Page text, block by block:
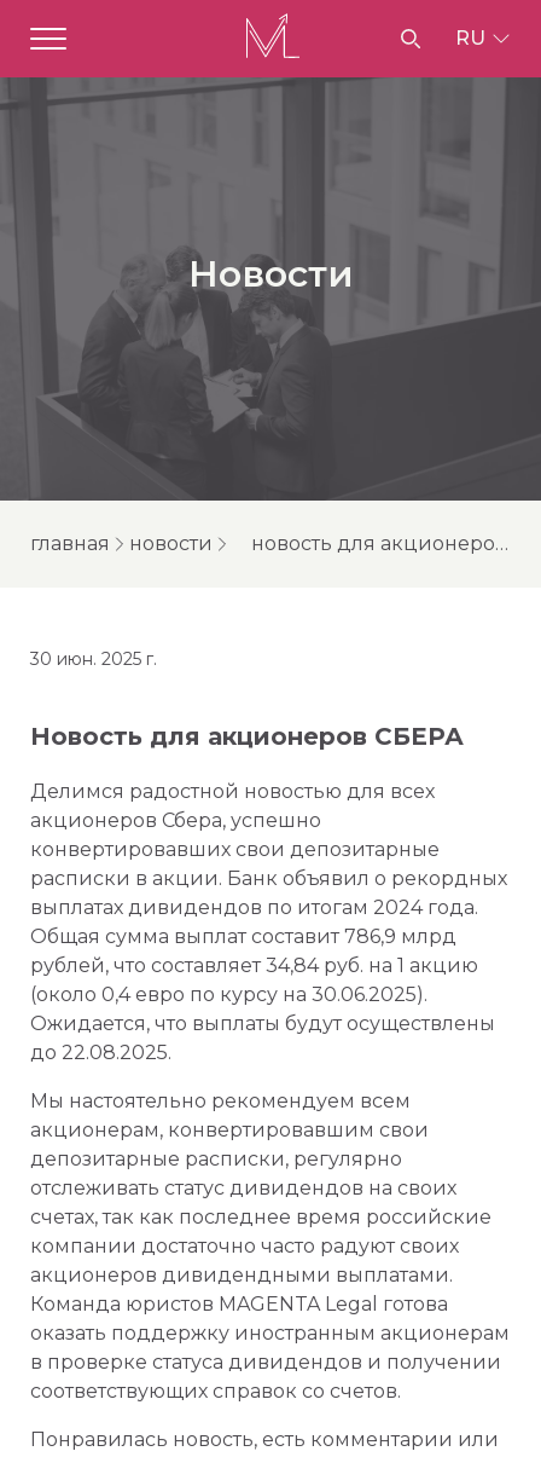
RU
Новости
главная новости новость для акционеров сбера
30 июн. 2025 г.
Новость для акционеров СБЕРА
Делимся радостной новостью для всех
акционеров Сбера, успешно
конвертировавших свои депозитарные
расписки в акции. Банк объявил о рекордных
выплатах дивидендов по итогам 2024 года.
Общая сумма выплат составит 786,9 млрд
рублей, что составляет 34,84 руб. на 1 акцию
(около 0,4 евро по курсу на 30.06.2025).
Ожидается, что выплаты будут осуществлены
до 22.08.2025.
Мы настоятельно рекомендуем всем
акционерам, конвертировавшим свои
депозитарные расписки, регулярно
отслеживать статус дивидендов на своих
счетах, так как последнее время российские
компании достаточно часто радуют своих
акционеров дивидендными выплатами.
Команда юристов MAGENTA Legal готова
оказать поддержку иностранным акционерам
в проверке статуса дивидендов и получении
соответствующих справок со счетов.
Понравилась новость, есть комментарии или